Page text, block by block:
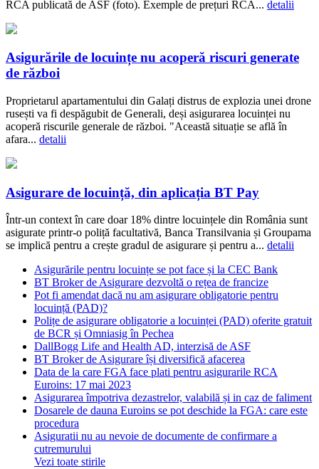
RCA publicată de ASF (foto). Exemple de prețuri RCA... detalii
Asigurările de locuințe nu acoperă riscuri generate
de război
Proprietarul apartamentului din Galați distrus de explozia unei drone
rusești va fi despăgubit de Generali, deși asigurarea locuinței nu
acoperă riscurile generale de război. "Această situație se află în
afara... detalii
Asigurare de locuință, din aplicația BT Pay
Într-un context în care doar 18% dintre locuințele din România sunt
asigurate printr-o poliță facultativă, Banca Transilvania și Groupama
se implică pentru a crește gradul de asigurare și pentru a... detalii
Asigurările pentru locuințe se pot face și la CEC Bank
BT Broker de Asigurare dezvoltă o rețea de francize
Pot fi amendat dacă nu am asigurare obligatorie pentru
locuință (PAD)?
Polițe de asigurare obligatorie a locuinței (PAD) oferite gratuit
de BCR și Omniasig în Pechea
DallBogg Life and Health AD, interzisă de ASF
BT Broker de Asigurare își diversifică afacerea
Data de la care FGA face plati pentru asigurarile RCA
Euroins: 17 mai 2023
Asigurarea împotriva dezastrelor, valabilă și in caz de faliment
Dosarele de dauna Euroins se pot deschide la FGA: care este
procedura
Asiguratii nu au nevoie de documente de confirmare a
cutremurului
Vezi toate stirile